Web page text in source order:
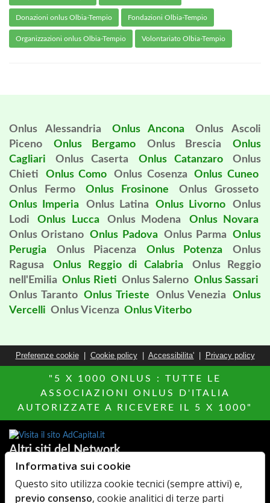
Donazioni onlus Olbia-Tempio Fondazioni Olbia-Tempio
Organizzazioni onlus Olbia-Tempio Volontariato Olbia-Tempio
Onlus Alessandria Onlus Ancona
Onlus Ascoli
Piceno
Onlus Bergamo Onlus Brescia
Onlus
Cagliari
Onlus Caserta Onlus Catanzaro
Onlus
Chieti
Onlus Como Onlus Cosenza
Onlus Cuneo
Onlus Fermo
Onlus Frosinone
Onlus Grosseto
Onlus Imperia
Onlus Latina Onlus Livorno
Onlus
Lodi
Onlus Lucca Onlus Modena
Onlus Novara
Onlus Oristano Onlus Padova Onlus Parma
Onlus
Perugia
Onlus Piacenza Onlus Potenza
Onlus
Ragusa
Onlus Reggio di Calabria
Onlus Reggio
nell'Emilia Onlus Rieti Onlus Salerno Onlus Sassari
Onlus Taranto Onlus Trieste Onlus Venezia
Onlus
Vercelli Onlus Vicenza Onlus Viterbo
Preferenze cookie| Cookie policy| Accessibilita'| Privacy policy
"5 X 1000 ONLUS : TUTTE LE
ASSOCIAZIONI ONLUS D'ITALIA
AUTORIZZATE A RICEVERE IL 5 X 1000"
Altri siti del Network
Agenzie Immobiliari
AdCapital Hotels Italia
Elenco Farmaci MediacareFibra
Informativa sui cookie
Questo sito utilizza cookie tecnici (sempre attivi) e,
previo consenso, cookie analitici di terze parti